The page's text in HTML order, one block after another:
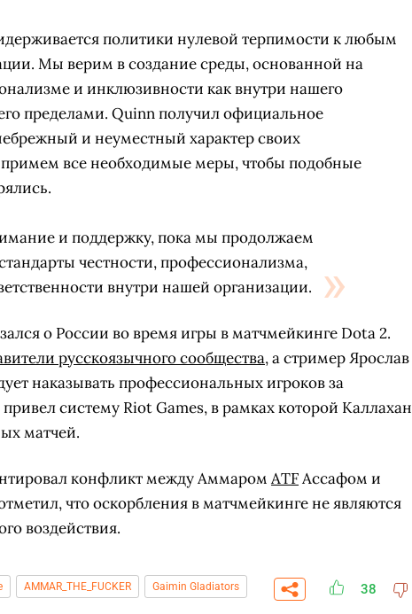
политики нулевой терпимости к любым
Мы верим в создание среды, основанной на
и инклюзивности как внутри нашего
пределами. Quinn получил официальное
и неуместный характер своих
все необходимые меры, чтобы подобные
и поддержку, пока мы продолжаем
честности, профессионализма,
внутри нашей организации.
о России во время игры в матчмейкинге Dota 2.
русскоязычного сообщества, а стример Ярослав
наказывать профессиональных игроков за
систему Riot Games, в рамках которой Каллахан
матчей.
конфликт между Аммаром ATFАссафом и
что оскорбления в матчмейкинге не являются
воздействия.
AMMAR_THE_FUCKER Gaimin Gladiators 38
ВЫБРАТЬ
СКАЧАТЬ НА
ANDROID